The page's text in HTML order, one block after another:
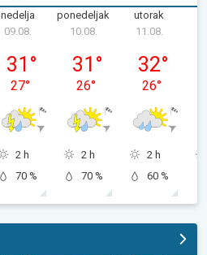
nedelja
09.08.
31 °
27°
2 h
70 %
ponedeljak
10.08.
31 °
26°
2 h
70 %
utorak
11.08.
32°
26°
2 h
60 %